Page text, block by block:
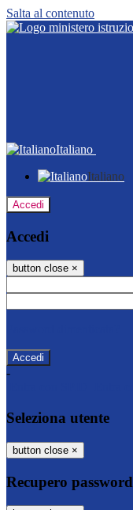
Salta al contenuto
Italiano
Italiano
Accedi
Accedi
button close ×
-
Seleziona utente
button close ×
Recupero password